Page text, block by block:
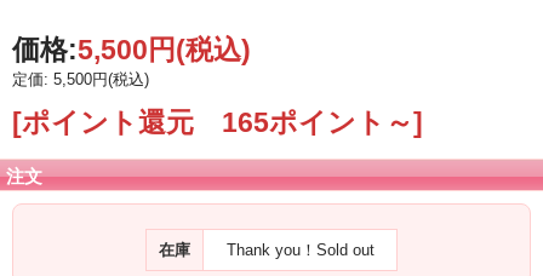
価格:5,500円(税込)
定価: 5,500円(税込)
[ポイント還元 165ポイント～]
注文
在庫 Thank you！Sold out